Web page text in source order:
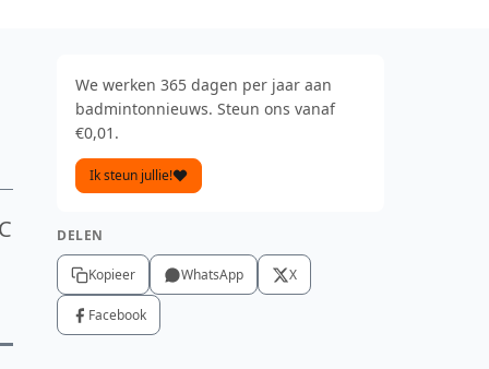
We werken 365 dagen per jaar aan
badmintonnieuws. Steun ons vanaf
€0,01.
Ik steun jullie!
DELEN
Kopieer WhatsApp X
Facebook